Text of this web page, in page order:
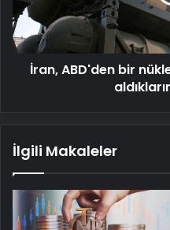
mektup
aldıklarını
yalanladı
İran, ABD'den bir
İlgili Makaleler